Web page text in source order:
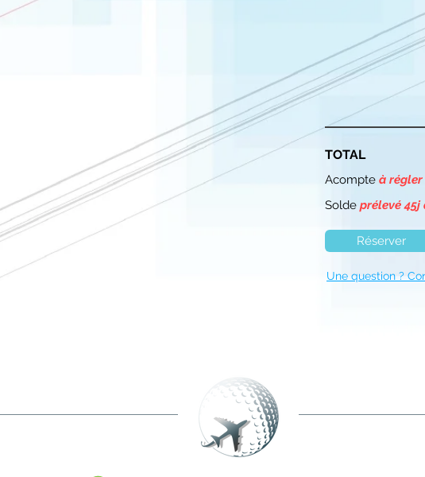
TOTAL
Acompte à
Solde prélevé
Réserver
Une question ?